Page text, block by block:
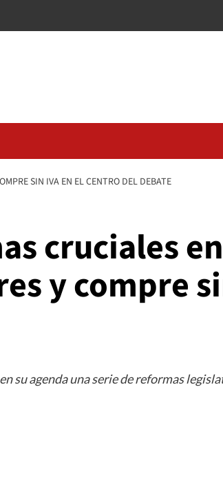
SIN IVA EN EL CENTRO DEL DEBATE
cruciales en
y compre
su agenda una serie de reformas